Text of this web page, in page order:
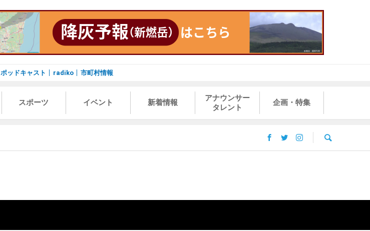
ポッドキャスト radiko 市町村情報
スポーツ イベント 新着情報
アナウンサー
タレント
企画・特集